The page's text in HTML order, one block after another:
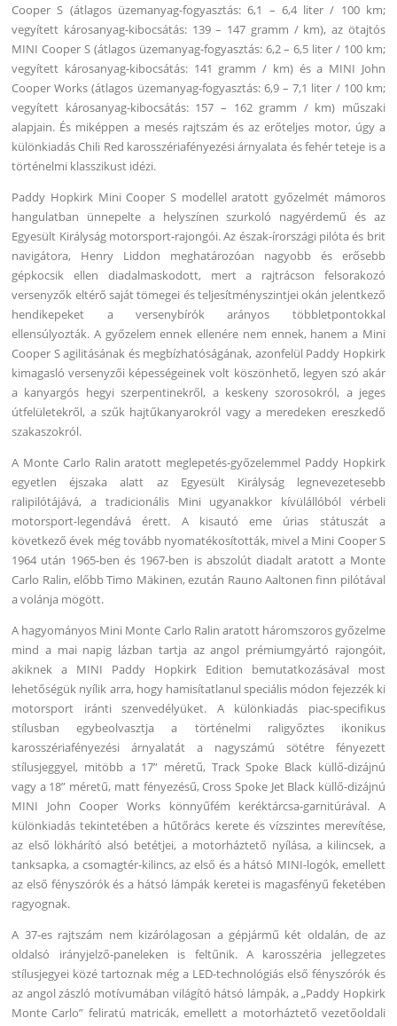
Cooper S (átlagos üzemanyag-fogyasztás: 6,1 – 6,4 liter / 100 km;
vegyített károsanyag-kibocsátás: 139 – 147 gramm / km), az ötajtós
MINI Cooper S (átlagos üzemanyag-fogyasztás: 6,2 – 6,5 liter / 100 km;
vegyített károsanyag-kibocsátás: 141 gramm / km) és a MINI John
Cooper Works (átlagos üzemanyag-fogyasztás: 6,9 – 7,1 liter / 100 km;
vegyített károsanyag-kibocsátás: 157 – 162 gramm / km) műszaki
alapjain. És miképpen a mesés rajtszám és az erőteljes motor, úgy a
különkiadás Chili Red karosszériafényezési árnyalata és fehér teteje is a
történelmi klasszikust idézi.
Paddy Hopkirk Mini Cooper S modellel aratott győzelmét mámoros
hangulatban ünnepelte a helyszínen szurkoló nagyérdemű és az
Egyesült Királyság motorsport-rajongói. Az észak-írországi pilóta és brit
navigátora, Henry Liddon meghatározóan nagyobb és erősebb
gépkocsik ellen diadalmaskodott, mert a rajtrácson felsorakozó
versenyzők eltérő saját tömegei és teljesítményszintjei okán jelentkező
hendikepeket a versenybírók arányos többletpontokkal
ellensúlyozták. A győzelem ennek ellenére nem ennek, hanem a Mini
Cooper S agilitásának és megbízhatóságának, azonfelül Paddy Hopkirk
kimagasló versenyzői képességeinek volt köszönhető, legyen szó akár
a kanyargós hegyi szerpentinekről, a keskeny szorosokról, a jeges
útfelületekről, a szűk hajtűkanyarokról vagy a meredeken ereszkedő
szakaszokról.
A Monte Carlo Ralin aratott meglepetés-győzelemmel Paddy Hopkirk
egyetlen éjszaka alatt az Egyesült Királyság legnevezetesebb
ralipilótájává, a tradicionális Mini ugyanakkor kívülállóból vérbeli
motorsport-legendává érett. A kisautó eme úrias státuszát a
következő évek még tovább nyomatékosították, mivel a Mini Cooper S
1964 után 1965-ben és 1967-ben is abszolút diadalt aratott a Monte
Carlo Ralin, előbb Timo Mäkinen, ezután Rauno Aaltonen finn pilótával
a volánja mögött.
A hagyományos Mini Monte Carlo Ralin aratott háromszoros győzelme
mind a mai napig lázban tartja az angol prémiumgyártó rajongóit,
akiknek a MINI Paddy Hopkirk Edition bemutatkozásával most
lehetőségük nyílik arra, hogy hamisítatlanul speciális módon fejezzék ki
motorsport iránti szenvedélyüket. A különkiadás piac-specifikus
stílusban egybeolvasztja a történelmi raligyőztes ikonikus
karosszériafényezési árnyalatát a nagyszámú sötétre fényezett
stílusjeggyel, mitöbb a 17” méretű, Track Spoke Black küllő-dizájnú
vagy a 18” méretű, matt fényezésű, Cross Spoke Jet Black küllő-dizájnú
MINI John Cooper Works könnyűfém keréktárcsa-garnitúrával. A
különkiadás tekintetében a hűtőrács kerete és vízszintes merevítése,
az első lökhárító alsó betétjei, a motorháztető nyílása, a kilincsek, a
tanksapka, a csomagtér-kilincs, az első és a hátsó MINI-logók, emellett
az első fényszórók és a hátsó lámpák keretei is magasfényű feketében
ragyognak.
A 37-es rajtszám nem kizárólagosan a gépjármű két oldalán, de az
oldalsó irányjelző-paneleken is feltűnik. A karosszéria jellegzetes
stílusjegyei közé tartoznak még a LED-technológiás első fényszórók és
az angol zászló motívumában világító hátsó lámpák, a „Paddy Hopkirk
Monte Carlo” feliratú matricák, emellett a motorháztető vezetőoldali